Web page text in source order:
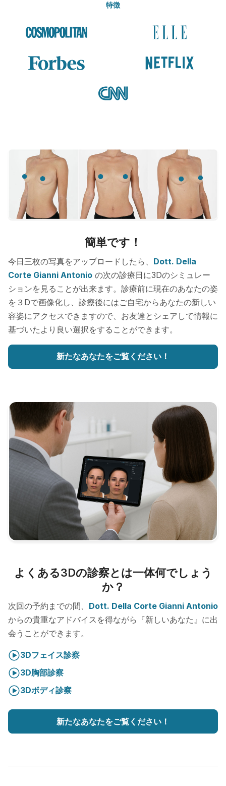
特徴
簡単です！
今日三枚の写真をアップロードしたら、 Dott. Della
Corte Gianni Antonio の次の診療日に3Dのシミュレー
ションを見ることが出来ます。診療前に現在のあなたの姿
を３Dで画像化し、診療後にはご自宅からあなたの新しい
容姿にアクセスできますので、お友達とシェアして情報に
基づいたより良い選択をすることができます。
新たなあなたをご覧ください！
よくある3Dの診察とは一体何でしょう
か？
次回の予約までの間、 Dott. Della Corte Gianni Antonio
からの貴重なアドバイスを得ながら『新しいあなた』に出
会うことができます。
3Dフェイス診察
3D胸部診察
3Dボディ診察
新たなあなたをご覧ください！